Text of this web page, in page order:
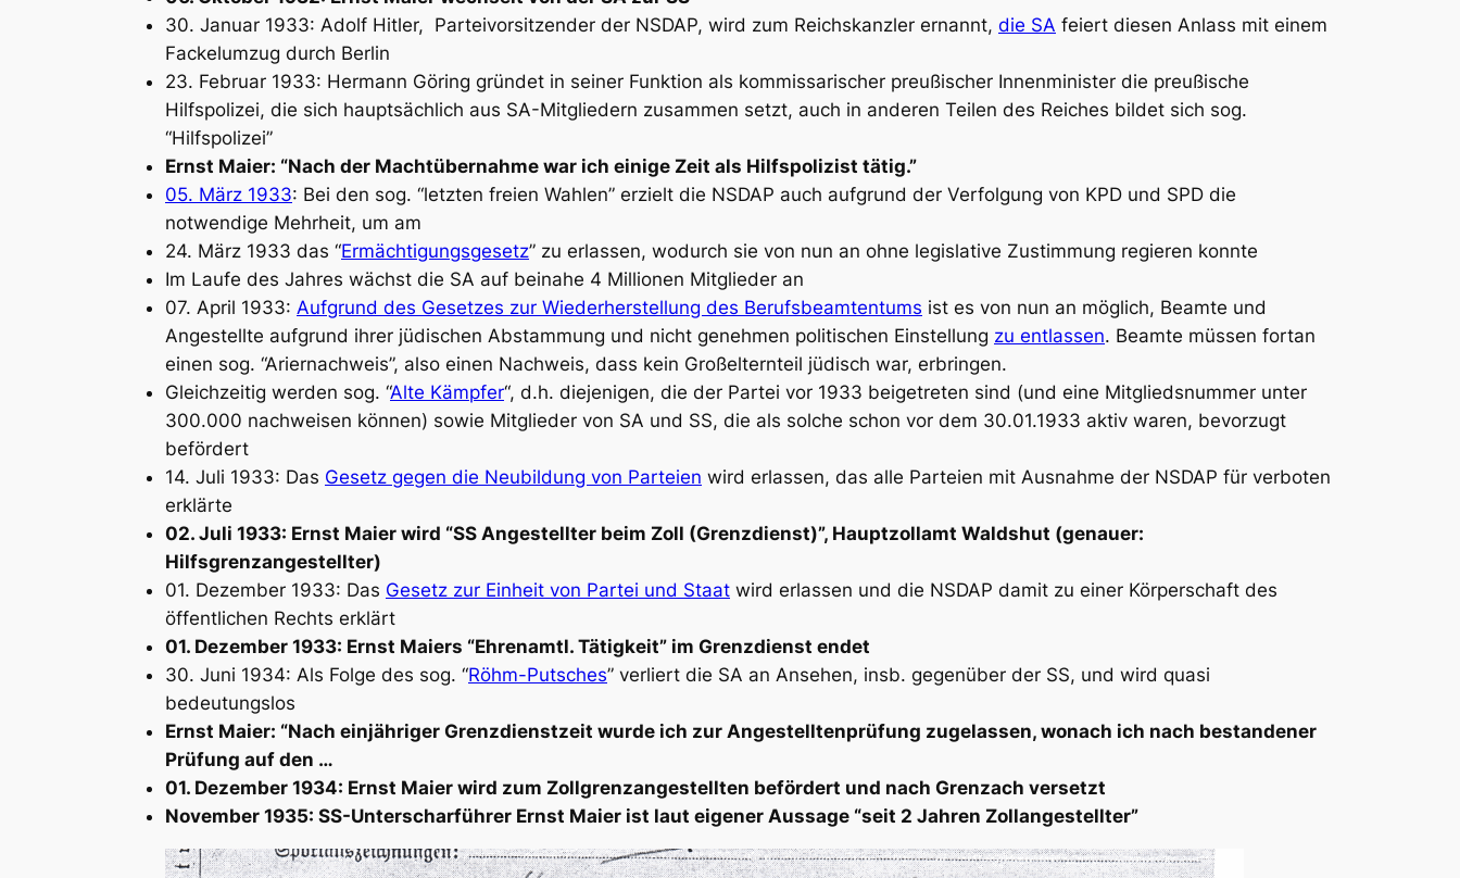
30. Januar 1933: Adolf Hitler, Parteivorsitzender der NSDAP, wird zum Reichskanzler ernannt, die SA feiert diesen Anlass mit einem
Fackelumzug durch Berlin
23. Februar 1933: Hermann Göring gründet in seiner Funktion als kommissarischer preußischer Innenminister die preußische
Hilfspolizei, die sich hauptsächlich aus SA-Mitgliedern zusammen setzt, auch in anderen Teilen des Reiches bildet sich sog.
“Hilfspolizei”
Ernst Maier: “Nach der Machtübernahme war ich einige Zeit als Hilfspolizist tätig.”
05. März 1933: Bei den sog. “letzten freien Wahlen” erzielt die NSDAP auch aufgrund der Verfolgung von KPD und SPD die
notwendige Mehrheit, um am
24. März 1933 das “Ermächtigungsgesetz” zu erlassen, wodurch sie von nun an ohne legislative Zustimmung regieren konnte
Im Laufe des Jahres wächst die SA auf beinahe 4 Millionen Mitglieder an
07. April 1933: Aufgrund des Gesetzes zur Wiederherstellung des Berufsbeamtentums ist es von nun an möglich, Beamte und
Angestellte aufgrund ihrer jüdischen Abstammung und nicht genehmen politischen Einstellung zu entlassen. Beamte müssen fortan
einen sog. “Ariernachweis”, also einen Nachweis, dass kein Großelternteil jüdisch war, erbringen.
Gleichzeitig werden sog. “Alte Kämpfer“, d.h. diejenigen, die der Partei vor 1933 beigetreten sind (und eine Mitgliedsnummer unter
300.000 nachweisen können) sowie Mitglieder von SA und SS, die als solche schon vor dem 30.01.1933 aktiv waren, bevorzugt
befördert
14. Juli 1933: Das Gesetz gegen die Neubildung von Parteien wird erlassen, das alle Parteien mit Ausnahme der NSDAP für verboten
erklärte
02. Juli 1933: Ernst Maier wird “SS Angestellter beim Zoll (Grenzdienst)”, Hauptzollamt Waldshut (genauer:
Hilfsgrenzangestellter)
01. Dezember 1933: Das Gesetz zur Einheit von Partei und Staat wird erlassen und die NSDAP damit zu einer Körperschaft des
öffentlichen Rechts erklärt
01. Dezember 1933: Ernst Maiers “Ehrenamtl. Tätigkeit” im Grenzdienst endet
30. Juni 1934: Als Folge des sog. “Röhm-Putsches” verliert die SA an Ansehen, insb. gegenüber der SS, und wird quasi
bedeutungslos
Ernst Maier: “Nach einjähriger Grenzdienstzeit wurde ich zur Angestelltenprüfung zugelassen, wonach ich nach bestandener
Prüfung auf den …
01. Dezember 1934: Ernst Maier wird zum Zollgrenzangestellten befördert und nach Grenzach versetzt
November 1935: SS-Unterscharführer Ernst Maier ist laut eigener Aussage “seit 2 Jahren Zollangestellter”